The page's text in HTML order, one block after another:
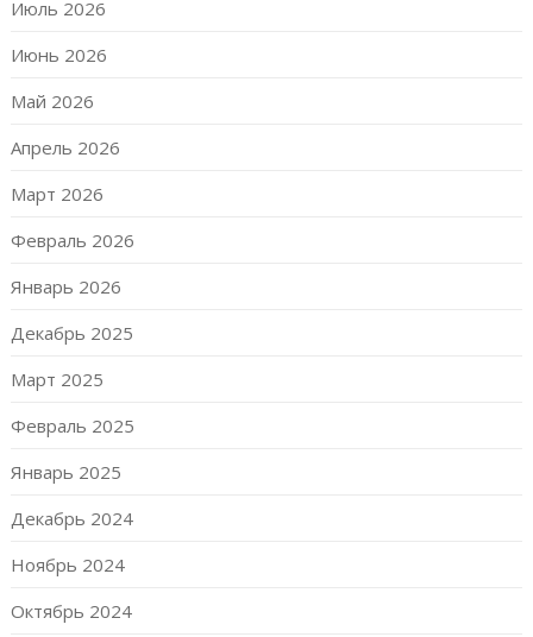
Июль 2026
Июнь 2026
Май 2026
Апрель 2026
Март 2026
Февраль 2026
Январь 2026
Декабрь 2025
Март 2025
Февраль 2025
Январь 2025
Декабрь 2024
Ноябрь 2024
Октябрь 2024